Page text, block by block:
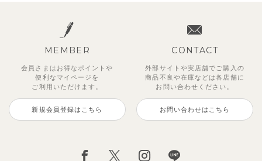
1,980
（税込）
990円 （税込）
3,960
（税込）
MEMBER
会員さまはお得なポイントや
便利な マイページを
ご利用いただけます。
新規会員登録はこちら
CONTACT
外部サイトや実店舗でご購入の
商品不良や在庫などは各店舗に
お問い合わせください。
お問い合わせはこちら